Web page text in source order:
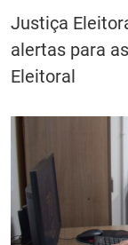
Justiça
alertas para
Eleitoral